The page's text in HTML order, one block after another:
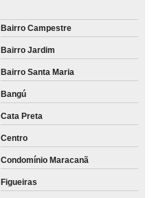
Bairro Campestre
Bairro Jardim
Bairro Santa Maria
Bangú
Cata Preta
Centro
Condomínio Maracanã
Figueiras